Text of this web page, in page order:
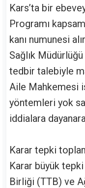
Kars’ta bir
Programı
kanı numunesi
Sağlık
tedbir talebiyle
Aile Mahkemesi
yöntemleri yok
iddialara
Karar tepki
Karar büyük
Birliği (TTB) ve